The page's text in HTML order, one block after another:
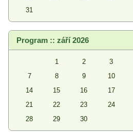
31
Program :: září 2026
1 2 3
7
8 9 10
14
15 16 17
21
22 23 24
28
29 30